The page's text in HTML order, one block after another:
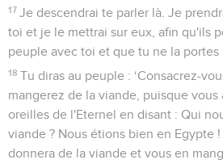
17 Je descendrai te parler là. Je
toi et je le mettrai sur eux, afin qu'ils
peuple avec toi et que tu ne la portes
18 Tu diras au peuple : ‘Consacrez-
mangerez de la viande, puisque vous
oreilles de l'Eternel en disant : Qui
viande ? Nous étions bien en Egypte
donnera de la viande et vous en